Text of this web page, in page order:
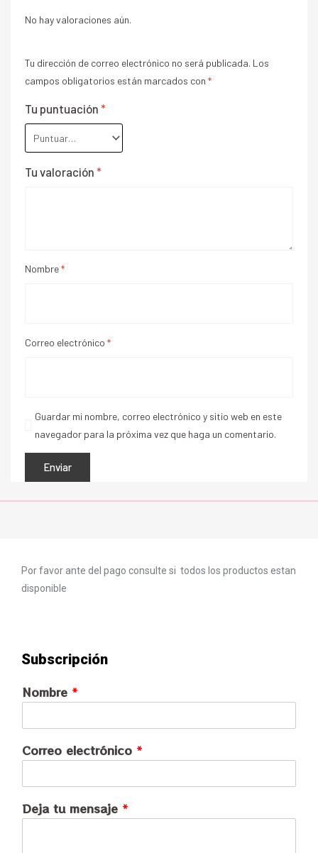
No hay valoraciones aún.
Tu dirección de correo electrónico no será publicada. Los
campos obligatorios están marcados con *
Tu puntuación *
Tu valoración *
Nombre*
Correo electrónico *
Guardar mi nombre, correo electrónico y sitio web en este
navegador para la próxima vez que haga un comentario.
Por favor ante del pago consulte si todos los productos estan
disponible
Subscripción
Nombre *
Correo electrónico *
Deja tu mensaje *